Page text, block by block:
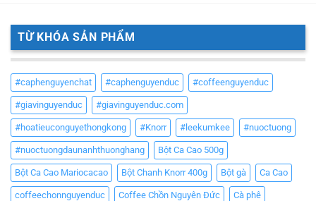
TỪ KHÓA SẢN PHẨM
#caphenguyenchat #caphenguyenduc #coffeenguyenduc
#giavinguyenduc #giavinguyenduc.com
#hoatieuconguyethongkong #Knorr #leekumkee #nuoctuong
#nuoctuongdaunanhthuonghang Bột Ca Cao 500g
Bột Ca Cao Mariocacao Bột Chanh Knorr 400g Bột gà Ca Cao
coffeechonnguyenduc Coffee Chồn Nguyên Đức Cà phê